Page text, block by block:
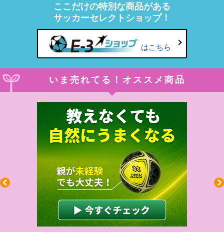
ここだけの特別な商品がある
サッカーセレクトショップ！
はこちら
いま売れてる！オススメ商品